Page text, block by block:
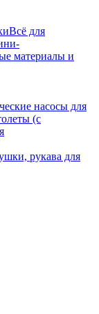
Всё для
материалы и
насосы для
(с
рукава для